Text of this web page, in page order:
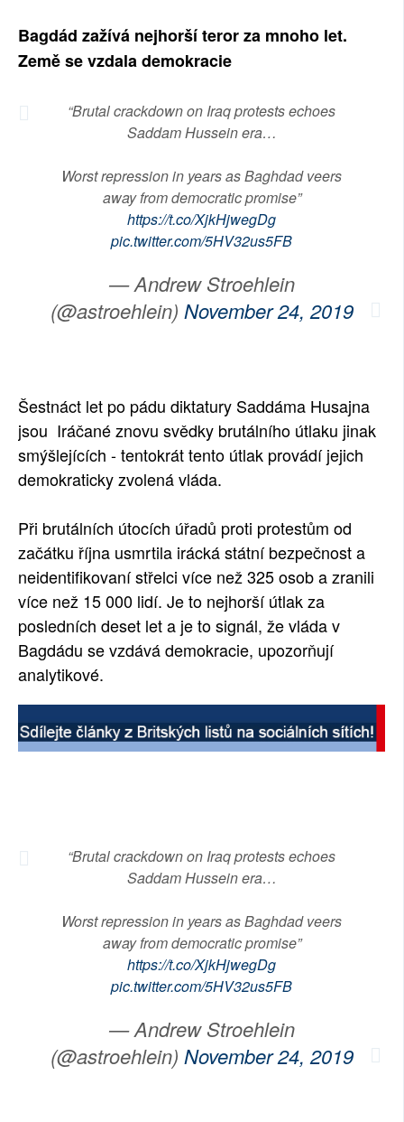
RUBRIKY
PLNÁ VERZE STRÁNEK
Bagdád zažívá nejhorší teror za mnoho let.
Země se vzdala demokracie
“Brutal crackdown on Iraq protests echoes
Saddam Hussein era…
Worst repression in years as Baghdad veers
away from democratic promise”
https://t.co/XjkHjwegDg
pic.twitter.com/5HV32us5FB
— Andrew Stroehlein
(@astroehlein) November 24, 2019
Šestnáct let po pádu diktatury Saddáma Husajna
jsou Iráčané znovu svědky brutálního útlaku jinak
smýšlejících - tentokrát tento útlak provádí jejich
demokraticky zvolená vláda.
Při brutálních útocích úřadů proti protestům od
začátku října usmrtila irácká státní bezpečnost a
neidentifikovaní střelci více než 325 osob a zranili
více než 15 000 lidí. Je to nejhorší útlak za
posledních deset let a je to signál, že vláda v
Bagdádu se vzdává demokracie, upozorňují
analytikové.
“Brutal crackdown on Iraq protests echoes
Saddam Hussein era…
Worst repression in years as Baghdad veers
away from democratic promise”
https://t.co/XjkHjwegDg
pic.twitter.com/5HV32us5FB
— Andrew Stroehlein
(@astroehlein) November 24, 2019